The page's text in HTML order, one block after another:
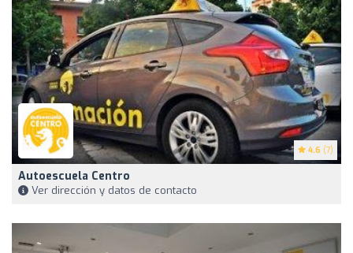
4.6 (7)
Autoescuela Centro
Ver dirección y datos de contacto